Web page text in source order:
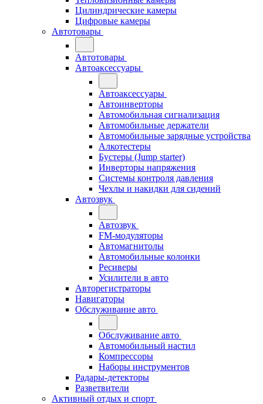
Цилиндрические камеры
Цифровые камеры
Автотовары
Автотовары
Автоаксессуары
Автоаксессуары
Автоинверторы
Автомобильная сигнализация
Автомобильные держатели
Автомобильные зарядные устройства
Алкотестеры
Бустеры (Jump starter)
Инверторы напряжения
Системы контроля давления
Чехлы и накидки для сидений
Автозвук
Автозвук
FM-модуляторы
Автомагнитолы
Автомобильные колонки
Ресиверы
Усилители в авто
Авторегистраторы
Навигаторы
Обслуживание авто
Обслуживание авто
Автомобильный настил
Компрессоры
Наборы инструментов
Радары-детекторы
Разветвители
Активный отдых и спорт